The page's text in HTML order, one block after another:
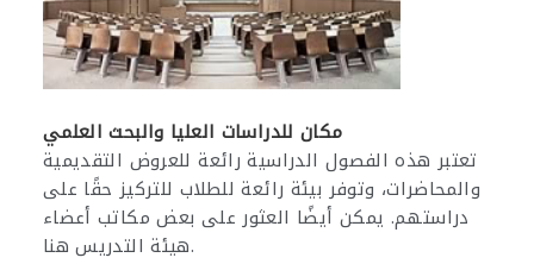
مكان للدراسات العليا والبحث العلمي
تعتبر هذه الفصول الدراسية رائعة للعروض التقديمية
والمحاضرات، وتوفر بيئة رائعة للطلاب للتركيز حقًا على
دراستهم. يمكن أيضًا العثور على بعض مكاتب أعضاء
هيئة التدريس هنا.